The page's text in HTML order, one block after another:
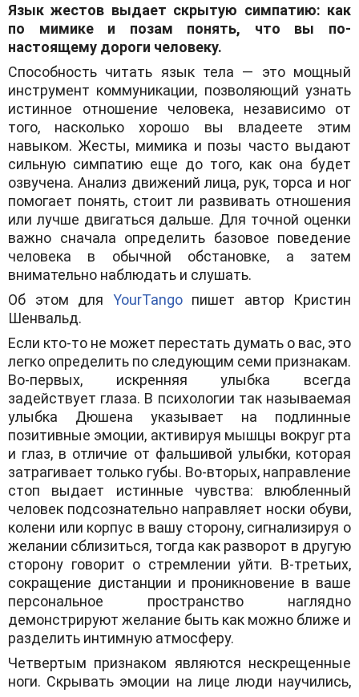
Язык жестов выдает скрытую симпатию: как
по мимике и позам понять, что вы по-
настоящему дороги человеку.
Способность читать язык тела — это мощный
инструмент коммуникации, позволяющий узнать
истинное отношение человека, независимо от
того, насколько хорошо вы владеете этим
навыком. Жесты, мимика и позы часто выдают
сильную симпатию еще до того, как она будет
озвучена. Анализ движений лица, рук, торса и ног
помогает понять, стоит ли развивать отношения
или лучше двигаться дальше. Для точной оценки
важно сначала определить базовое поведение
человека в обычной обстановке, а затем
внимательно наблюдать и слушать.
Об этом для YourTangoпишет автор Кристин
Шенвальд.
Если кто-то не может перестать думать о вас, это
легко определить по следующим семи признакам.
Во-первых, искренняя улыбка всегда
задействует глаза. В психологии так называемая
улыбка Дюшена указывает на подлинные
позитивные эмоции, активируя мышцы вокруг рта
и глаз, в отличие от фальшивой улыбки, которая
затрагивает только губы. Во-вторых, направление
стоп выдает истинные чувства: влюбленный
человек подсознательно направляет носки обуви,
колени или корпус в вашу сторону, сигнализируя о
желании сблизиться, тогда как разворот в другую
сторону говорит о стремлении уйти. В-третьих,
сокращение дистанции и проникновение в ваше
персональное пространство наглядно
демонстрируют желание быть как можно ближе и
разделить интимную атмосферу.
Четвертым признаком являются нескрещенные
ноги. Скрывать эмоции на лице люди научились,